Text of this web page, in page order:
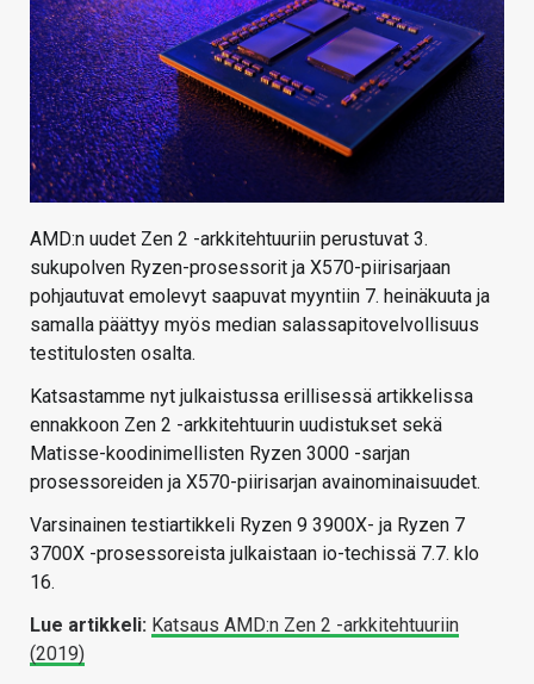
HAKU
AMD:n uudet Zen 2 -arkkitehtuuriin perustuvat 3.
sukupolven Ryzen-prosessorit ja X570-piirisarjaan
pohjautuvat emolevyt saapuvat myyntiin 7. heinäkuuta ja
samalla päättyy myös median salassapitovelvollisuus
testitulosten osalta.
Katsastamme nyt julkaistussa erillisessä artikkelissa
ennakkoon Zen 2 -arkkitehtuurin uudistukset sekä
Matisse-koodinimellisten Ryzen 3000 -sarjan
prosessoreiden ja X570-piirisarjan avainominaisuudet.
Varsinainen testiartikkeli Ryzen 9 3900X- ja Ryzen 7
3700X -prosessoreista julkaistaan io-techissä 7.7. klo
16.
Lue artikkeli: Katsaus AMD:n Zen 2 -arkkitehtuuriin
(2019)